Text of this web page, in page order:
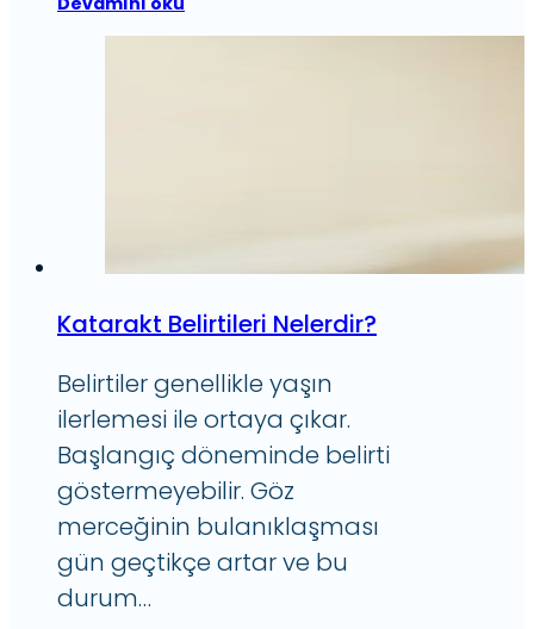
Katarakt Belirtileri Nelerdir?
Belirtiler genellikle yaşın
ilerlemesi ile ortaya çıkar.
Başlangıç döneminde belirti
göstermeyebilir. Göz
merceğinin bulanıklaşması
gün geçtikçe artar ve bu
durum…